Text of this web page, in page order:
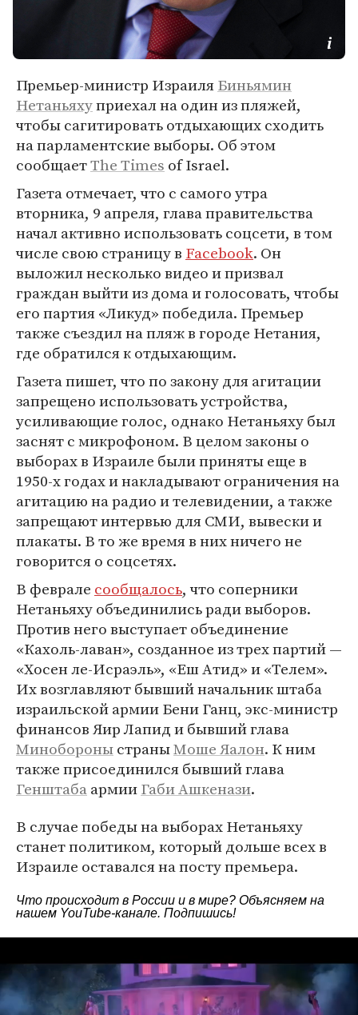
Премьер-министр ИзраиляБиньямин
Нетаньяхуприехал на один из пляжей,
чтобы сагитировать отдыхающих сходить
на парламентские выборы. Об этом
сообщаетThe Times of Israel.
Газета отмечает, что с самого утра
вторника, 9 апреля, глава правительства
начал активно использовать соцсети, в том
числе свою страницу в Facebook. Он
выложил несколько видео и призвал
граждан выйти из дома и голосовать, чтобы
его партия «Ликуд» победила. Премьер
также съездил на пляж в городе Нетания,
где обратился к отдыхающим.
Газета пишет, что по закону для агитации
запрещено использовать устройства,
усиливающие голос, однако Нетаньяху был
заснят с микрофоном. В целом законы о
выборах в Израиле были приняты еще в
1950-х годах и накладывают ограничения на
агитацию на радио и телевидении, а также
запрещают интервью для СМИ, вывески и
плакаты. В то же время в них ничего не
говорится о соцсетях.
В феврале сообщалось, что соперники
Нетаньяху объединились ради выборов.
Против него выступает объединение
«Кахоль-лаван», созданное из трех партий —
«Хосен ле-Исраэль», «Еш Атид» и «Телем».
Их возглавляют бывший начальник штаба
израильской армии Бени Ганц, экс-министр
финансов Яир Лапид и бывший глава
МинобороныстраныМоше Яалон. К ним
также присоединился бывший глава
ГенштабаармииГаби Ашкенази.
В случае победы на выборах Нетаньяху
станет политиком, который дольше всех в
Израиле оставался на посту премьера.
Что происходит в России и в мире? Объясняем на
нашем YouTube-канале. Подпишись!